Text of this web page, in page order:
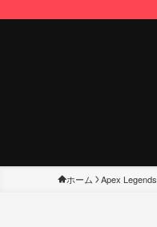
ホーム Apex Legends